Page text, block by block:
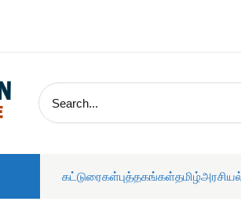
கட்டுரைகள்புத்தகங்கள்தமிழ்